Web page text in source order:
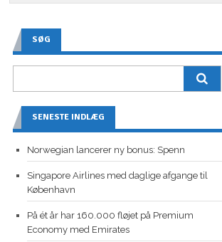
SØG
SENESTE INDLÆG
Norwegian lancerer ny bonus: Spenn
Singapore Airlines med daglige afgange til
København
På ét år har 160.000 fløjet på Premium
Economy med Emirates